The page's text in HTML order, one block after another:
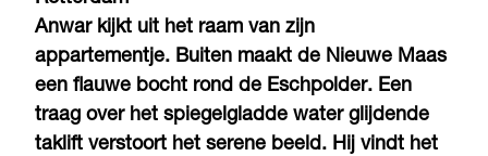
Anwar kijkt uit het raam van zijn
appartementje. Buiten maakt de Nieuwe Maas
een flauwe bocht rond de Eschpolder. Een
traag over het spiegelgladde water glijdende
taklift verstoort het serene beeld. Hij vindt het